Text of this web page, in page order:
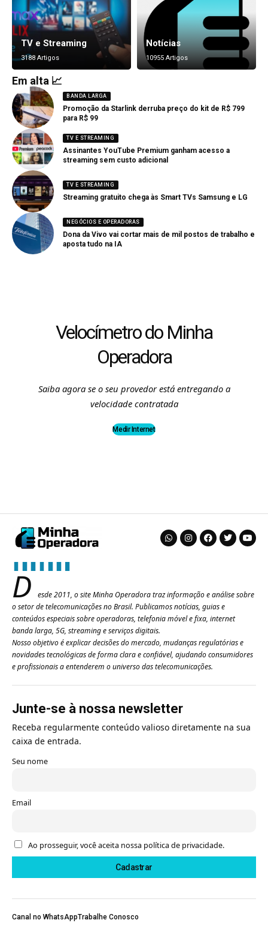
TV e Streaming
3188 Artigos
Notícias
10955 Artigos
Em alta 📈
BANDA LARGA
Promoção da Starlink derruba preço do kit de R$ 799
para R$ 99
TV E STREAMING
Assinantes YouTube Premium ganham acesso a
streaming sem custo adicional
TV E STREAMING
Streaming gratuito chega às Smart TVs Samsung e LG
NEGÓCIOS E OPERADORAS
Dona da Vivo vai cortar mais de mil postos de trabalho e
aposta tudo na IA
Velocímetro do Minha
Operadora
Saiba agora se o seu provedor está entregando a
velocidade contratada
Medir Internet
D
esde 2011, o site Minha Operadora traz informação e análise sobre
o setor de telecomunicações no Brasil. Publicamos notícias, guias e
conteúdos especiais sobre operadoras, telefonia móvel e fixa, internet
banda larga, 5G, streaming e serviços digitais.
Nosso objetivo é explicar decisões do mercado, mudanças regulatórias e
novidades tecnológicas de forma clara e confiável, ajudando consumidores
e profissionais a entenderem o universo das telecomunicações.
Junte-se à nossa newsletter
Receba regularmente conteúdo valioso diretamente na sua
caixa de entrada.
Seu nome
Email
Ao prosseguir, você aceita nossa política de privacidade.
Canal no WhatsAppTrabalhe Conosco